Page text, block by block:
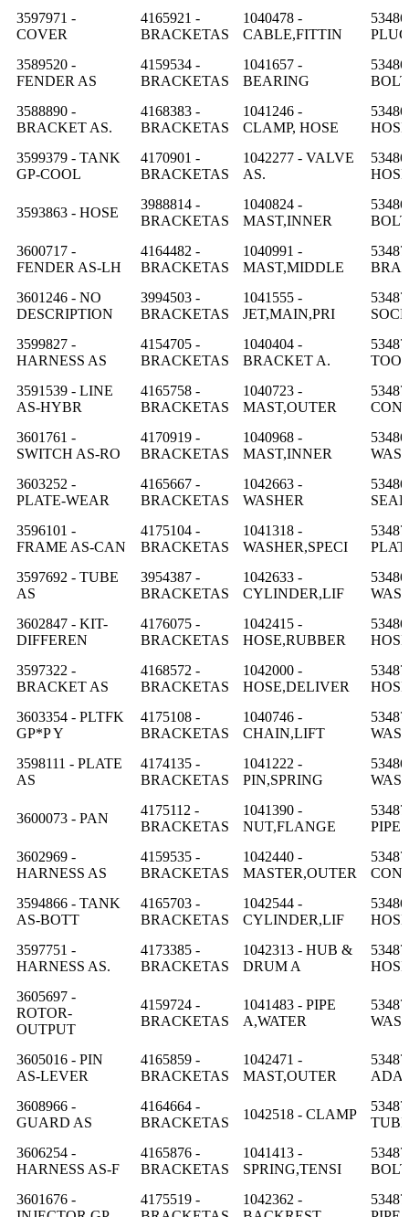
3597971 -
COVER
4165921 -
BRACKETAS
1040478 -
CABLE,FITTIN
PLUG
3589520 -
FENDER AS
4159534 -
BRACKETAS
1041657 -
BEARING
BOLT
3588890 -
BRACKET AS.
4168383 -
BRACKETAS
1041246 -
CLAMP, HOSE
HOSE
3599379 - TANK
GP-COOL
4170901 -
BRACKETAS
1042277 - VALVE
AS.
HOSE
3593863 - HOSE
3988814 -
BRACKETAS
1040824 -
MAST,INNER
BOLT
3600717 -
FENDER AS-LH
4164482 -
BRACKETAS
1040991 -
MAST,MIDDLE
3601246 - NO
DESCRIPTION
3994503 -
BRACKETAS
1041555 -
JET,MAIN,PRI
3599827 -
HARNESS AS
4154705 -
BRACKETAS
1040404 -
BRACKET A.
3591539 - LINE
AS-HYBR
4165758 -
BRACKETAS
1040723 -
MAST,OUTER
3601761 -
SWITCH AS-RO
4170919 -
BRACKETAS
1040968 -
MAST,INNER
3603252 -
PLATE-WEAR
4165667 -
BRACKETAS
1042663 -
WASHER
SEAL
3596101 -
FRAME AS-CAN
4175104 -
BRACKETAS
1041318 -
WASHER,SPECI
3597692 - TUBE
AS
3954387 -
BRACKETAS
1042633 -
CYLINDER,LIF
3602847 - KIT-
DIFFEREN
4176075 -
BRACKETAS
1042415 -
HOSE,RUBBER
HOSE
3597322 -
BRACKET AS
4168572 -
BRACKETAS
1042000 -
HOSE,DELIVER
HOSE
3603354 - PLTFK
GP*P Y
4175108 -
BRACKETAS
1040746 -
CHAIN,LIFT
3598111 - PLATE
AS
4174135 -
BRACKETAS
1041222 -
PIN,SPRING
3600073 - PAN
4175112 -
BRACKETAS
1041390 -
NUT,FLANGE
PIPE
3602969 -
HARNESS AS
4159535 -
BRACKETAS
1042440 -
MASTER,OUTER
3594866 - TANK
AS-BOTT
4165703 -
BRACKETAS
1042544 -
CYLINDER,LIF
HOSE
3597751 -
HARNESS AS.
4173385 -
BRACKETAS
1042313 - HUB &
DRUM A
HOSE
3605697 -
ROTOR-
OUTPUT
4159724 -
BRACKETAS
1041483 - PIPE
A,WATER
3605016 - PIN
AS-LEVER
4165859 -
BRACKETAS
1042471 -
MAST,OUTER
3608966 -
GUARD AS
4164664 -
BRACKETAS
1042518 - CLAMP
TUBE
3606254 -
HARNESS AS-F
4165876 -
BRACKETAS
1041413 -
SPRING,TENSI
BOLT
3601676 -
4175519 -
1042362 -